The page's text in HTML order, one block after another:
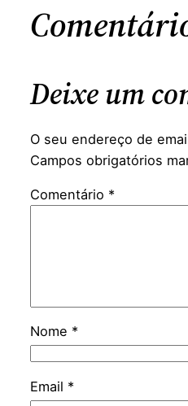
Deixe um
O seu endereço de
Campos obrigatórios
Comentário *
Nome *
Email *